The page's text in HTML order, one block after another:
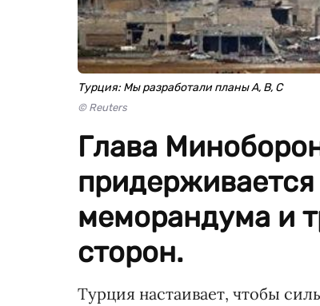
Турция: Мы разработали планы A, B, C
© Reuters
Глава
меморандума и
сторон.
Турция настаивает, чтобы